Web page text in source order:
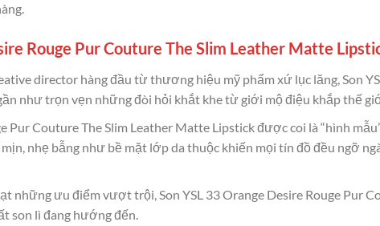
Rouge Pur Couture The Slim Leather Matte
director hàng đầu từ thương hiệu mỹ phẩm xứ lục lăng, Son
như trọn vẹn những đòi hỏi khắt khe từ giới mộ điệu khắp thế
Pur Couture The Slim Leather Matte Lipstick được coi là “hình
nhẹ bẫng như bề mặt lớp da thuộc khiến mọi tín đồ đều ngỡ
những ưu điểm vượt trội, Son YSL 33 Orange Desire Rouge Pur
son lì đang hướng đến.